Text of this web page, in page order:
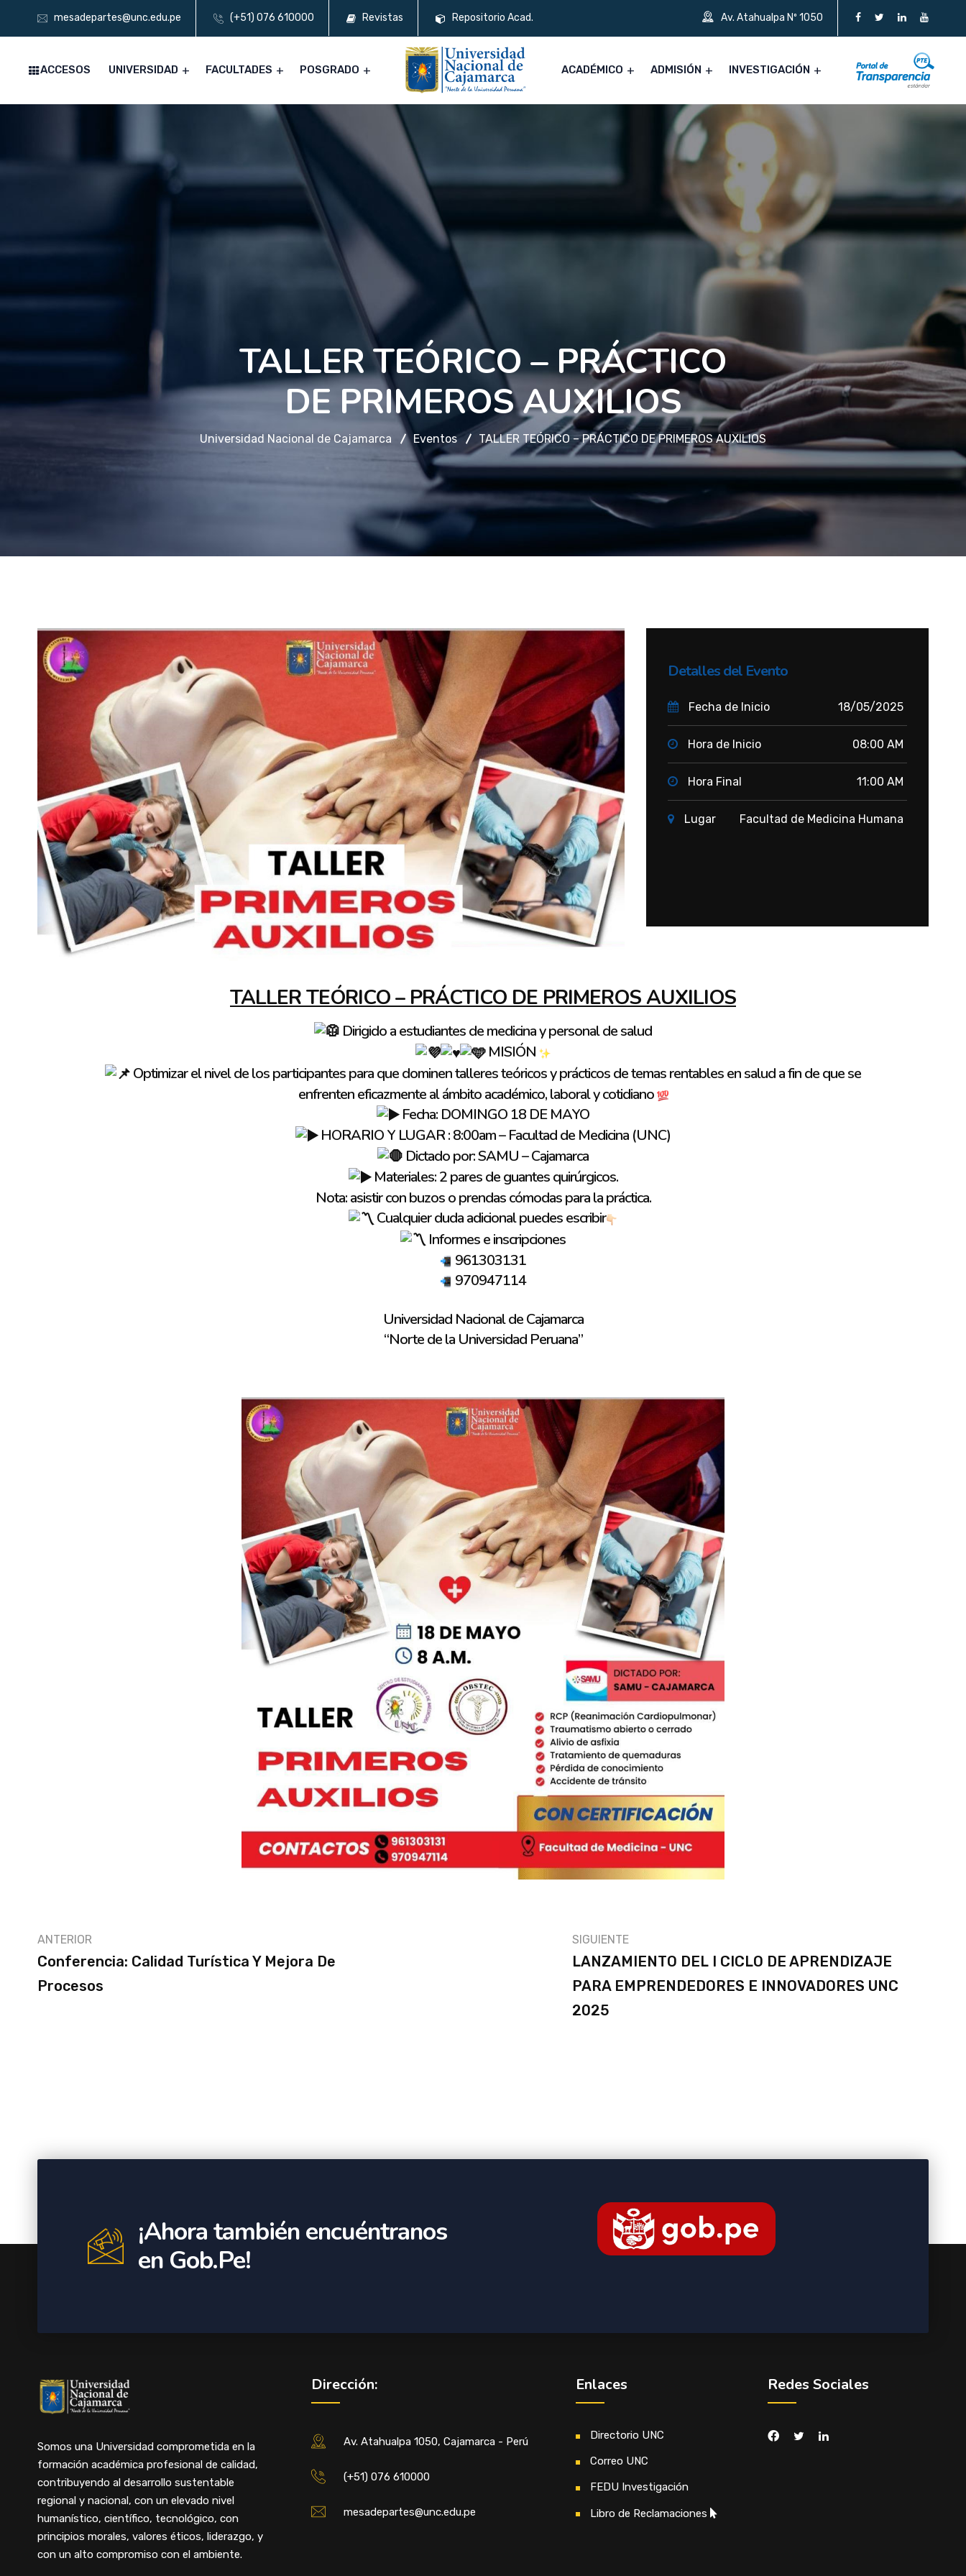
mesadepartes@unc.edu.pe (+51) 076 610000 Revistas Repositorio Acad. Av. Atahualpa Nº 1050
ACCESOS UNIVERSIDAD FACULTADES POSGRADO ACADÉMICO ADMISIÓN INVESTIGACIÓN
TALLER TEÓRICO – PRÁCTICO
DE PRIMEROS AUXILIOS
Universidad Nacional de Cajamarca Eventos TALLER TEÓRICO – PRÁCTICO DE PRIMEROS AUXILIOS
Detalles del Evento
Fecha de Inicio 18/05/2025
Hora de Inicio 08:00 AM
Hora Final 11:00 AM
Lugar Facultad de Medicina Humana
TALLER TEÓRICO – PRÁCTICO DE PRIMEROS AUXILIOS
Dirigido a estudiantes de medicina y personal de salud
MISIÓN
Optimizar el nivel de los participantes para que dominen talleres teóricos y prácticos de temas rentables en salud a fin de que se
enfrenten eficazmente al ámbito académico, laboral y cotidiano
Fecha: DOMINGO 18 DE MAYO
HORARIO Y LUGAR : 8:00am – Facultad de Medicina (UNC)
Dictado por: SAMU – Cajamarca
Materiales: 2 pares de guantes quirúrgicos.
Nota: asistir con buzos o prendas cómodas para la práctica.
Cualquier duda adicional puedes escribir
Informes e inscripciones
961303131
970947114
Universidad Nacional de Cajamarca
“Norte de la Universidad Peruana”
ANTERIOR
Conferencia: Calidad Turística Y Mejora De
Procesos
SIGUIENTE
LANZAMIENTO DEL I CICLO DE APRENDIZAJE
PARA EMPRENDEDORES E INNOVADORES UNC
2025
¡Ahora también encuéntranos
en Gob.Pe!
Somos una Universidad comprometida en la
formación académica profesional de calidad,
contribuyendo al desarrollo sustentable
regional y nacional, con un elevado nivel
humanístico, científico, tecnológico, con
principios morales, valores éticos, liderazgo, y
con un alto compromiso con el ambiente.
Dirección:
Av. Atahualpa 1050, Cajamarca - Perú
(+51) 076 610000
mesadepartes@unc.edu.pe
Enlaces
Directorio UNC
Correo UNC
FEDU Investigación
Libro de Reclamaciones
Redes Sociales